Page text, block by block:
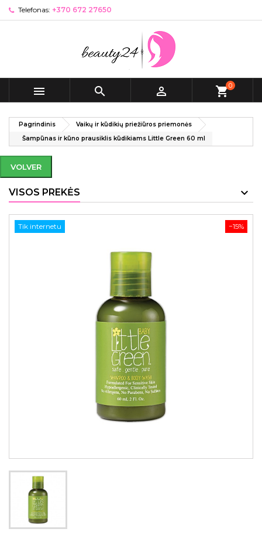
Telefonas: +370 672 27650
   shopping_cart0
Pagrindinis
Vaikų ir kūdikių priežiūros priemonės
Šampūnas ir kūno prausiklis kūdikiams Little Green 60 ml
VOLVER
VISOS PREKĖS
−15%
Tik internetu